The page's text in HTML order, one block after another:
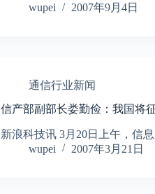
wupei
2007年9月4日
通信行业新闻
信产部副部长娄勤俭：我国将
新浪科技讯 3月20日上午，信
wupei
2007年3月21日